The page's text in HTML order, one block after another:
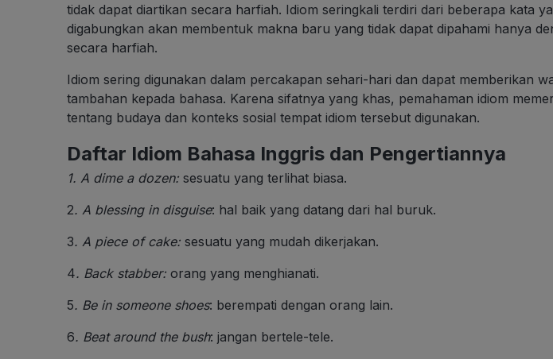
tidak dapat diartikan secara harfiah. Idiom seringkali terdiri dari beberapa kata
digabungkan akan membentuk makna baru yang tidak dapat dipahami hanya
secara harfiah.
Idiom sering digunakan dalam percakapan sehari-hari dan dapat memberikan
tambahan kepada bahasa. Karena sifatnya yang khas, pemahaman idiom
tentang budaya dan konteks sosial tempat idiom tersebut digunakan.
Daftar Idiom Bahasa Inggris dan Pengertiannya
1. A dime a dozen: sesuatu yang terlihat biasa.
2. A blessing in disguise: hal baik yang datang dari hal buruk.
3. A piece of cake: sesuatu yang mudah dikerjakan.
4. Back stabber: orang yang menghianati.
5. Be in someone shoes: berempati dengan orang lain.
6. Beat around the bush: jangan bertele-tele.